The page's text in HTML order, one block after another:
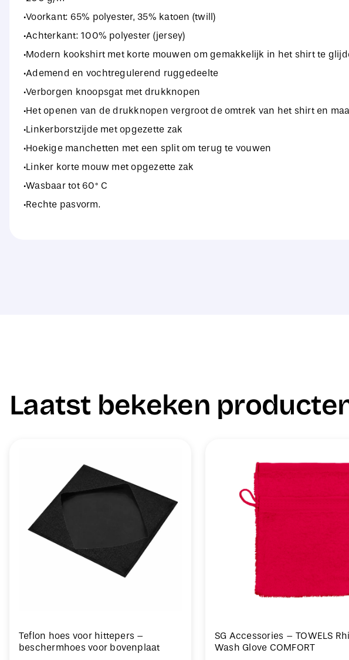
·Voorkant: 65% polyester, 35% katoen (twill)
·Achterkant: 100% polyester (jersey)
·Modern kookshirt met korte mouwen om gemakkelijk in het shirt te
·Ademend en vochtregulerend ruggedeelte
·Verborgen knoopsgat met drukknopen
·Het openen van de drukknopen vergroot de omtrek van het shirt en
·Linkerborstzijde met opgezette zak
·Hoekige manchetten met een split om terug te vouwen
·Linker korte mouw met opgezette zak
·Wasbaar tot 60° C
·Rechte pasvorm.
Laatst bekeken
Teflon hoes voor hittepers –
beschermhoes voor bovenplaat
SG Accessories – TOWELS
Wash Glove COMFORT